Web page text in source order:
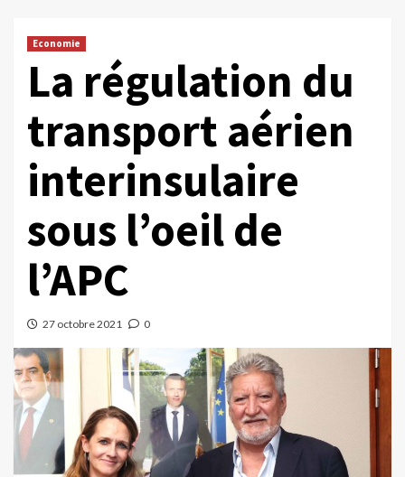
Economie
La régulation du
transport aérien
interinsulaire
sous l’oeil de
l’APC
27 octobre 2021 0